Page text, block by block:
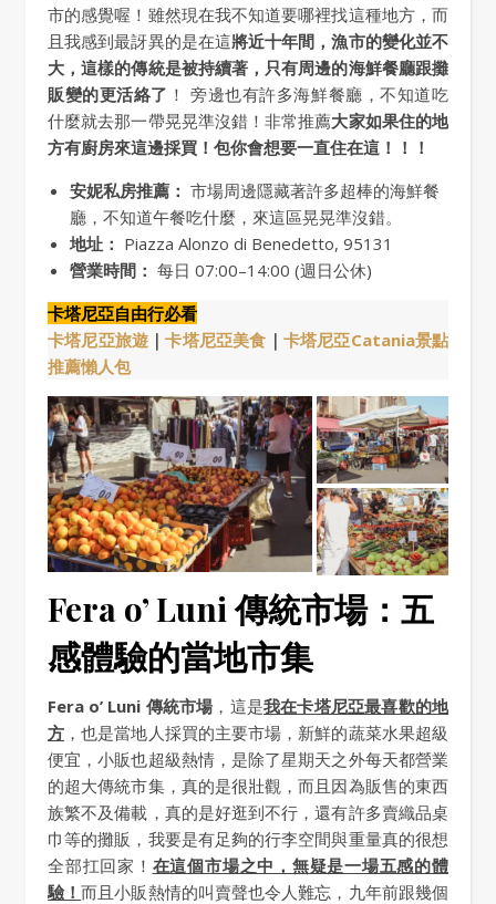
市的感覺喔！雖然現在我不知道要哪裡找這種地方，而
且我感到最訝異的是在這將近十年間，漁市的變化並不
大，這樣的傳統是被持續著，只有周邊的海鮮餐廳跟攤
販變的更活絡了 ！ 旁邊也有許多海鮮餐廳，不知道吃
什麼就去那一帶晃晃準沒錯！非常推薦大家如果住的地
方有廚房來這邊採買！包你會想要一直住在這！！！
安妮私房推薦： 市場周邊隱藏著許多超棒的海鮮餐
廳，不知道午餐吃什麼，來這區晃晃準沒錯。
地址： Piazza Alonzo di Benedetto, 95131
營業時間： 每日 07:00–14:00 (週日公休)
卡塔尼亞自由行必看
卡塔尼亞旅遊 ｜卡塔尼亞美食 ｜ 卡塔尼亞Catania景點
推薦懶人包
Fera o’ Luni 傳統市場：五
感體驗的當地市集
Fera o’ Luni 傳統市場 ，這是我在卡塔尼亞最喜歡的地
方 ，也是當地人採買的主要市場，新鮮的蔬菜水果超級
便宜，小販也超級熱情，是除了星期天之外每天都營業
的超大傳統市集，真的是很壯觀，而且因為販售的東西
族繁不及備載，真的是好逛到不行，還有許多賣織品桌
巾等的攤販，我要是有足夠的行李空間與重量真的很想
全部扛回家！ 在這個市場之中，無疑是一場五感的體
驗！而且小販熱情的叫賣聲也令人難忘，九年前跟幾個